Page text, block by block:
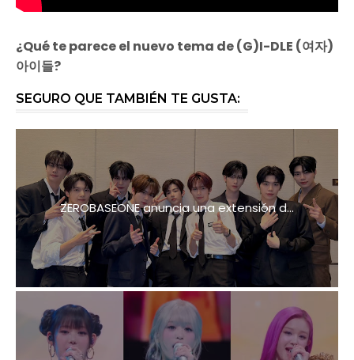
¿Qué te parece el nuevo tema de (G)I-DLE (여자)
아이들?
SEGURO QUE TAMBIÉN TE GUSTA:
ZEROBASEONE anuncia una extensión d...